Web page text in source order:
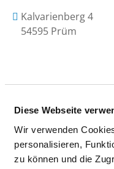
Diese Webseite
Wir verwenden
personalisieren,
zu können und die
Kalvarienberg 4
54595 Prüm
Mail:ed.eppurg-
http://